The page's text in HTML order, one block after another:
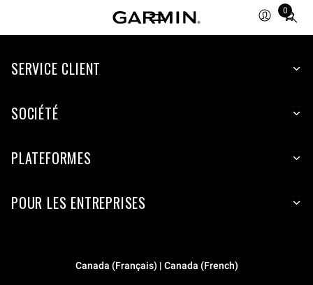
0
Total
SERVICE CLIENT
SOCIÉTÉ
PLATEFORMES
POUR LES ENTREPRISES
Canada (Français) | Canada (French)